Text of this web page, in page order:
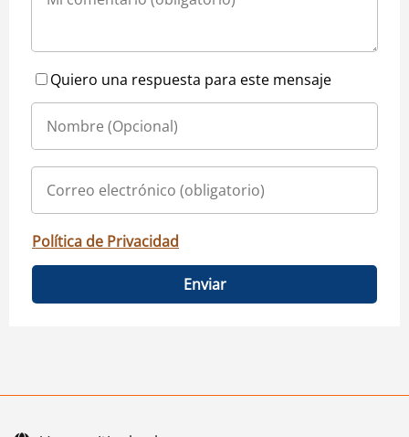
Quiero una respuesta para este mensaje
Política de Privacidad
Enviar